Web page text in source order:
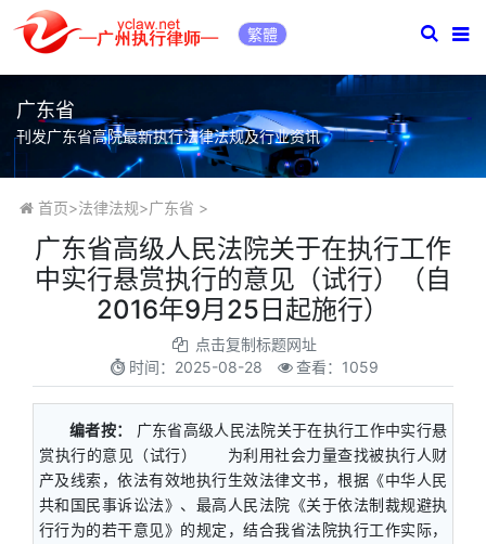
繁體
广东省
刊发广东省高院最新执行法律法规及行业资讯
首页>法律法规>广东省 >
广东省高级人民法院关于在执行工作
中实行悬赏执行的意见（试行）（自
2016年9月25日起施行）
点击复制标题网址
时间： 2025-08-28 查看：1059
编者按：
广东省高级人民法院关于在执行工作中实行悬
赏执行的意见（试行） 为利用社会力量查找被执行人财
产及线索，依法有效地执行生效法律文书，根据《中华人民
共和国民事诉讼法》、最高人民法院《关于依法制裁规避执
行行为的若干意见》的规定，结合我省法院执行工作实际，